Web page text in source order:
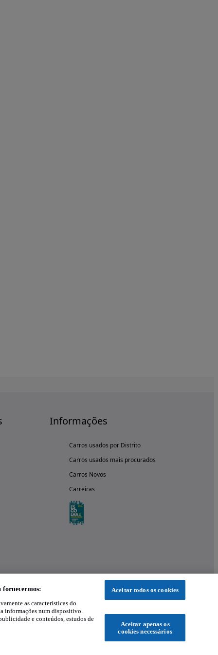
Informações
Carros usados por Distrito
Carros usados mais procurados
Carros Novos
Carreiras
fornecermos:
as características do
informações num dispositivo.
e conteúdos, estudos de
Aceitar todos os cookies
Aceitar apenas os
cookies necessários